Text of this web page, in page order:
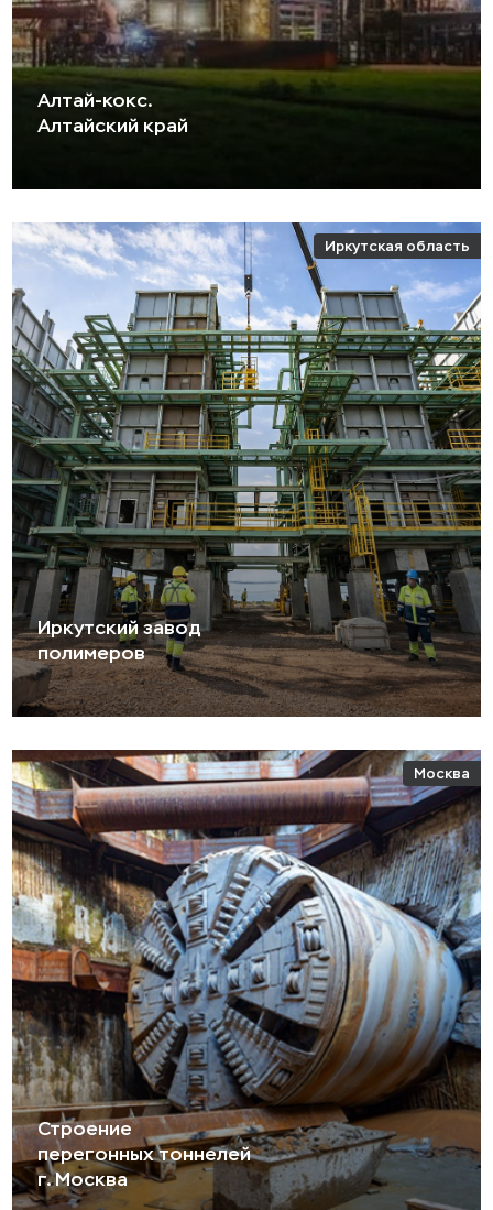
Алтай-кокс.
Алтайский край
Иркутская область
Иркутский завод
полимеров
Москва
Строение
перегонных тоннелей
г. Москва